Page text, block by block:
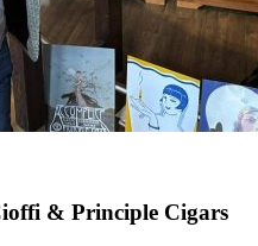
& Principle Cigars